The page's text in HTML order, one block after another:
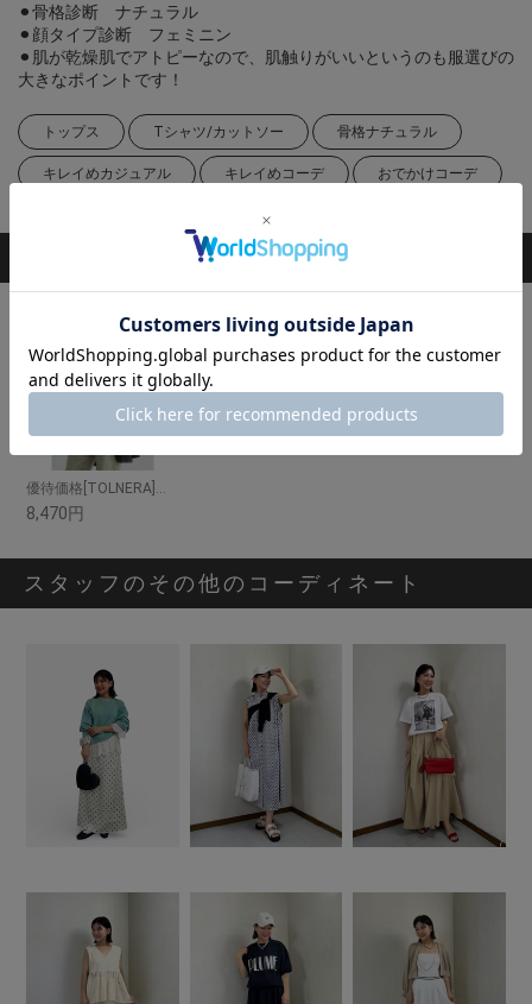
⚫︎骨格診断 ナチュラル
⚫︎顔タイプ診断 フェミニン
⚫︎肌が乾燥肌でアトピーなので、肌触りがいいというのも服選びの
大きなポイントです！
トップス Tシャツ/カットソー 骨格ナチュラル
キレイめカジュアル キレイめコーデ おでかけコーデ
優待価格[TOLNERA]タックスリーブテールタンク
8,470円
スタッフのその他のコーディネート